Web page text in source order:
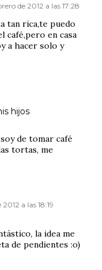
de 2012 a las 17:28
tan rica,te puedo
café,pero en casa
a hacer solo y
hijos
de tomar café
tortas, me
a las 18:19
la idea me
de pendientes :o)